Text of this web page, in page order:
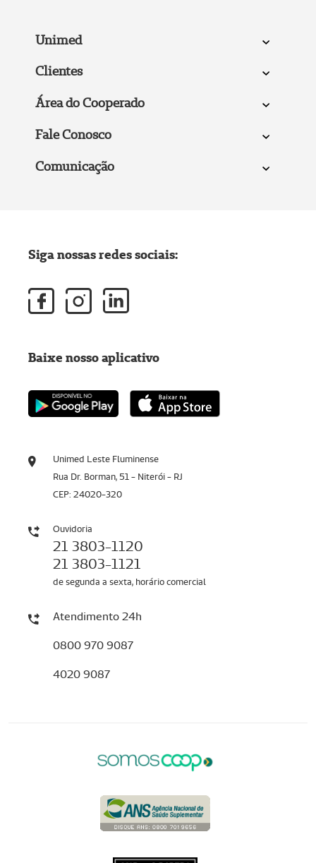
Unimed
Clientes
Área do Cooperado
Fale Conosco
Comunicação
Unimed Leste Fluminense
Rua Dr. Borman, 51 - Niterói - RJ
CEP: 24020-320
Ouvidoria
21 3803-1120
21 3803-1121
de segunda a sexta, horário comercial
Atendimento 24h
0800 970 9087
4020 9087
Siga nossas redes sociais:
Baixe nosso aplicativo